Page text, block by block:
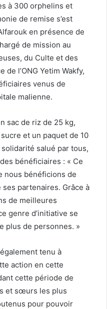
à 300 orphelins et
de remise s’est
en présence de
de mission au
du Culte et des
l’ONG Yetim Wakfy,
venus de
malienne.
sac de riz de 25 kg,
et un paquet de 10
salué par tous,
des bénéficiaires : « Ce
nous bénéficions de
ses partenaires. Grâce à
de meilleures
genre d’initiative se
plus de personnes. »
tenu à
action en cette
cette période de
et sœurs les plus
pour pouvoir